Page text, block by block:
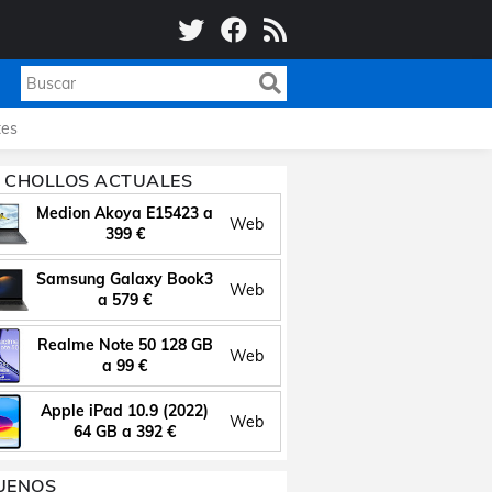
CHOLLOS ACTUALES
Medion Akoya E15423 a
399 €
Web
Samsung Galaxy Book3
a 579 €
Web
Realme Note 50 128 GB
a 99 €
Web
Apple iPad 10.9 (2022)
64 GB a 392 €
Web